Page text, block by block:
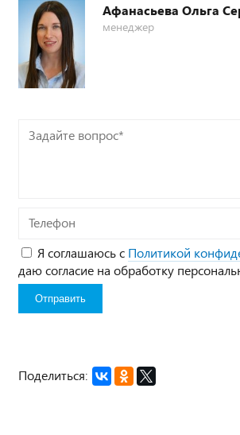
Афанасьева Ольга
менеджер
Задайте
вопрос*
Телефон
Я соглашаюсь с Политикой
даю согласие на обработку
Поделиться: